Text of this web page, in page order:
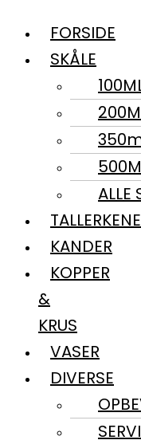
FORSIDE
SKÅLE
ALLE
KANDER
KOPPER
&
KRUS
VASER
DIVERSE